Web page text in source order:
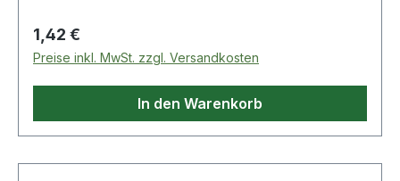
Regulärer Preis:
1,42 €
Preise inkl. MwSt. zzgl. Versandkosten
In den Warenkorb